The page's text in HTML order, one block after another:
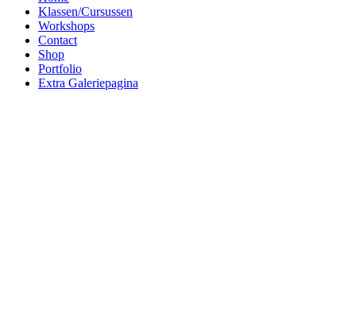
Klassen/Cursussen
Workshops
Contact
Shop
Portfolio
Extra Galeriepagina